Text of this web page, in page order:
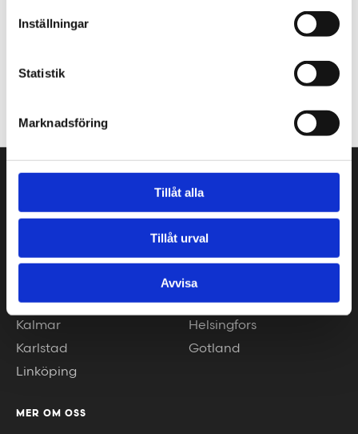
Inställningar
Statistik
Marknadsföring
Tillåt alla
Tillåt urval
Avvisa
Stockholm
Malmö
Jönköping
Kalmar
Karlstad
Linköping
Borås
Växjö
Piteå
Luleå
Umeå
Helsingfors
Gotland
MER OM OSS